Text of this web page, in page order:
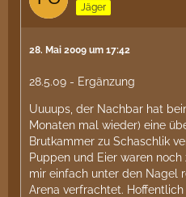
Jäger
28. Mai 2009 um 17:42
28.5.09 - Ergänzung
Uuuups, der Nachbar hat
Monaten mal wieder) eine
Brutkammer zu Schaschlik
Puppen und Eier waren
mir einfach unter den Nagel
Arena verfrachtet.